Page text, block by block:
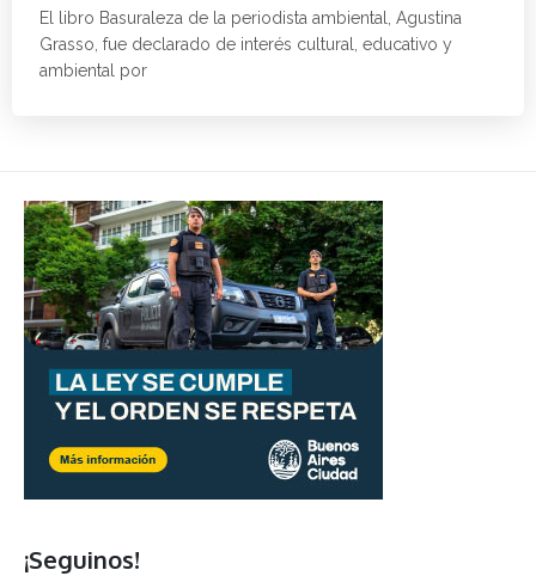
El libro Basuraleza de la periodista ambiental, Agustina
Grasso, fue declarado de interés cultural, educativo y
ambiental por
¡Seguinos!